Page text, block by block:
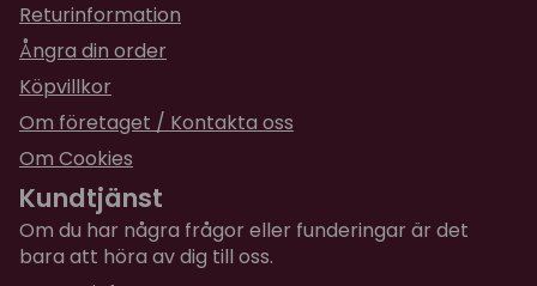
Returinformation
Ångra din order
Köpvillkor
Om företaget / Kontakta oss
Om Cookies
Kundtjänst
Om du har några frågor eller funderingar är det
bara att höra av dig till oss.